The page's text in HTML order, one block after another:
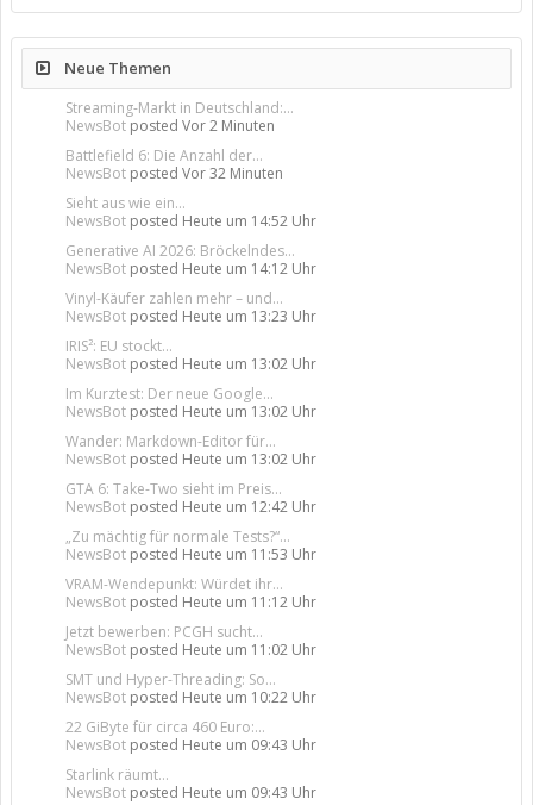
Neue Themen
Streaming-Markt in Deutschland:...
NewsBot posted Vor 2 Minuten
Battlefield 6: Die Anzahl der...
NewsBot posted Vor 32 Minuten
Sieht aus wie ein...
NewsBot posted Heute um 14:52 Uhr
Generative AI 2026: Bröckelndes...
NewsBot posted Heute um 14:12 Uhr
Vinyl-Käufer zahlen mehr – und...
NewsBot posted Heute um 13:23 Uhr
IRIS²: EU stockt...
NewsBot posted Heute um 13:02 Uhr
Im Kurztest: Der neue Google...
NewsBot posted Heute um 13:02 Uhr
Wander: Markdown-Editor für...
NewsBot posted Heute um 13:02 Uhr
GTA 6: Take-Two sieht im Preis...
NewsBot posted Heute um 12:42 Uhr
„Zu mächtig für normale Tests?“...
NewsBot posted Heute um 11:53 Uhr
VRAM-Wendepunkt: Würdet ihr...
NewsBot posted Heute um 11:12 Uhr
Jetzt bewerben: PCGH sucht...
NewsBot posted Heute um 11:02 Uhr
SMT und Hyper-Threading: So...
NewsBot posted Heute um 10:22 Uhr
22 GiByte für circa 460 Euro:...
NewsBot posted Heute um 09:43 Uhr
Starlink räumt...
NewsBot posted Heute um 09:43 Uhr